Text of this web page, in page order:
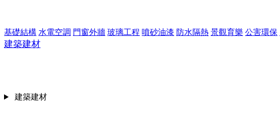
基礎結構 水電空調 門窗外牆 玻璃工程 噴砂油漆 防水隔熱 景觀育樂 公害環保
建築建材
建築建材